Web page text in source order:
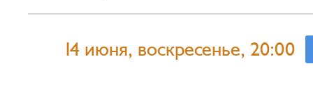
14 июня, воскресенье, 20:00